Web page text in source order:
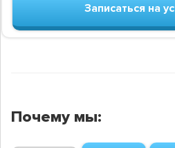
Записаться на
Почему мы: